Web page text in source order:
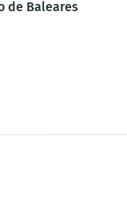
de Baleares